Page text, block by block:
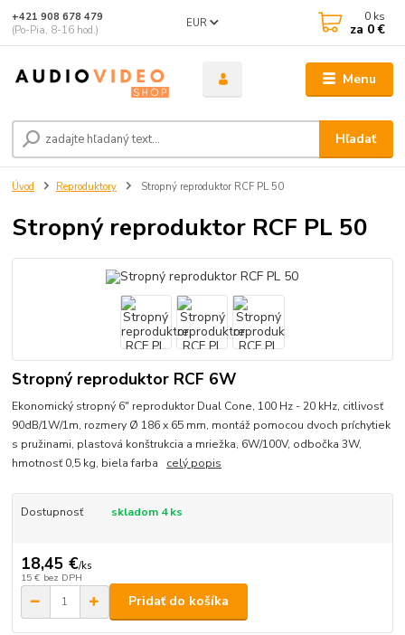
Menu
EUR
Hľadať
+421 908 678 479
(Po-Pia, 8-16 hod.)
0 ks
za 0 €
Úvod Reproduktory Stropný reproduktor RCF PL 50
Stropný reproduktor RCF PL 50
Stropný reproduktor RCF 6W
Ekonomický stropný 6" reproduktor Dual Cone, 100 Hz - 20 kHz, citlivosť
90dB/1W/1m, rozmery Ø 186 x 65 mm, montáž pomocou dvoch príchytiek
s pružinami, plastová konštrukcia a mriežka, 6W/100V, odbočka 3W,
hmotnosť 0,5 kg, biela farba celý popis
Dostupnosť skladom 4 ks
18,45 €/ks
15 € bez DPH
Pridať do košíka